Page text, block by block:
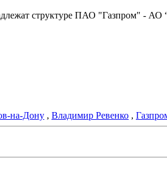
структуре ПАО "Газпром" - АО
на-Дону , Владимир Ревенко ,